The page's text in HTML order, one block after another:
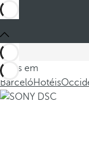
Estes em
BarcelóHotéis